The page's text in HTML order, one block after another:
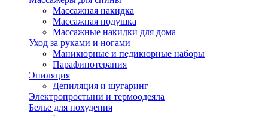
Массажная накидка
Массажная подушка
Массажные накидки для дома
Уход за руками и ногами
Маникюрные и педикюрные наборы
Парафинотерапия
Эпиляция
Депиляция и шугаринг
Электропростыни и термоодеяла
Белье для похудения